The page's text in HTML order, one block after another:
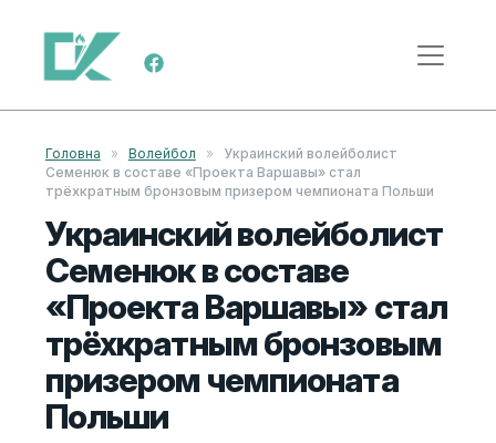
Перейти к содержимому
Меню навигации
Головна » Волейбол »
Украинский волейболист
Семенюк в составе «Проекта Варшавы» стал
трёхкратным бронзовым призером чемпионата Польши
Украинский волейболист
Семенюк в составе
«Проекта Варшавы» стал
трёхкратным бронзовым
призером чемпионата
Польши